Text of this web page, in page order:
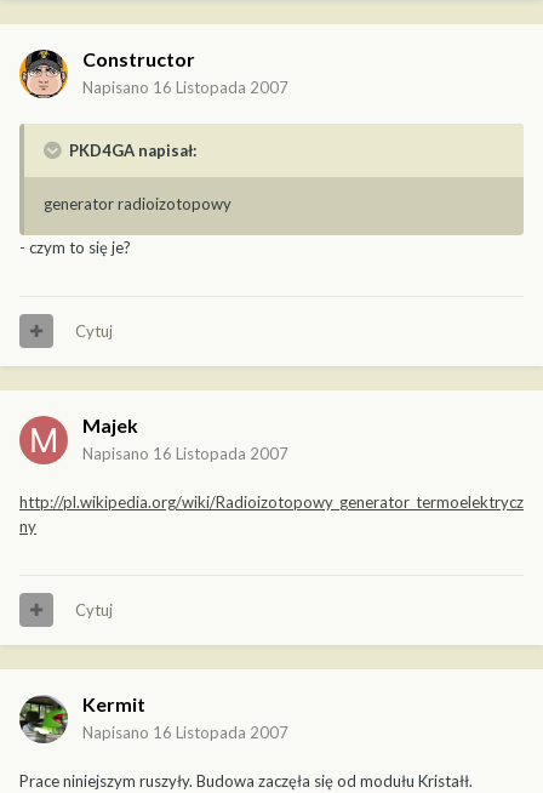
Constructor
Napisano 16 Listopada 2007
PKD4GA napisał:
generator radioizotopowy
- czym to się je?
Cytuj
Majek
Napisano 16 Listopada 2007
http://pl.wikipedia.org/wiki/Radioizotopowy_generator_termoelektrycz
ny
Cytuj
Kermit
Napisano 16 Listopada 2007
Prace niniejszym ruszyły. Budowa zaczęła się od modułu Kristałł.